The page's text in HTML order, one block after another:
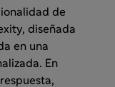
de
diseñada
en una
En